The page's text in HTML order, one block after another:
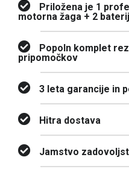
Priložena je 1
motorna žaga + 2
Popoln komplet
pripomočkov
3 leta garancije in
Hitra dostava
Jamstvo